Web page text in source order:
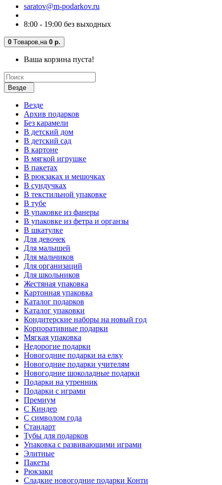
saratov@m-podarkov.ru
8:00 - 19:00 без выходных
0 Tоваров, на 0 р.
Ваша корзина пуста!
Везде
Везде
Архив подарков
Без карамели
В детский дом
В детский сад
В картоне
В мягкой игрушке
В пакетах
В рюкзаках и мешочках
В сундучках
В текстильной упаковке
В тубе
В упаковке из фанеры
В упаковке из фетра и органзы
В шкатулке
Для девочек
Для малышей
Для мальчиков
Для организаций
Для школьников
Жестяная упаковка
Картонная упаковка
Каталог подарков
Каталог упаковки
Кондитерские наборы на новый год
Корпоративные подарки
Мягкая упаковка
Недорогие подарки
Новогодние подарки на елку
Новогодние подарки учителям
Новогодние шоколадные подарки
Подарки на утренник
Подарки с играми
Премиум
С Киндер
С символом года
Стандарт
Тубы для подарков
Упаковка с развивающими играми
Элитные
Пакеты
Рюкзаки
Сладкие новогодние подарки Конти